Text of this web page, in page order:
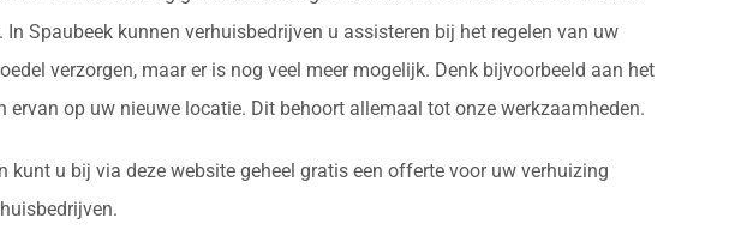
Spaubeek kunnen verhuisbedrijven u assisteren bij het regelen van uw
verzorgen, maar er is nog veel meer mogelijk. Denk bijvoorbeeld aan het
op uw nieuwe locatie. Dit behoort allemaal tot onze werkzaamheden.
u bij via deze website geheel gratis een offerte voor uw verhuizing